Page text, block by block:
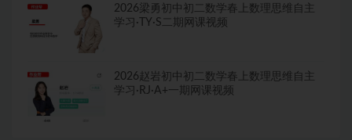
2026梁勇初中初二数学春上数理思维自主
学习·TY·S二期网课视频
2026赵岩初中初二数学春上数理思维自主
学习·RJ·A+一期网课视频